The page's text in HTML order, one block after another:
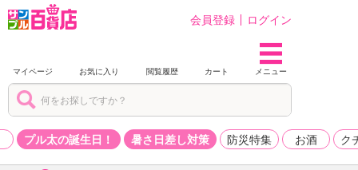
会員登録 ログイン
マイページ お気に入り 閲覧履歴 カート メニュー
プル太の誕生日！ 暑さ日差し対策 防災特集 お酒 ク